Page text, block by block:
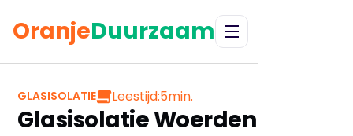
OranjeDuurzaam
GLASISOLATIE Leestijd:5min.
Glasisolatie Woerden